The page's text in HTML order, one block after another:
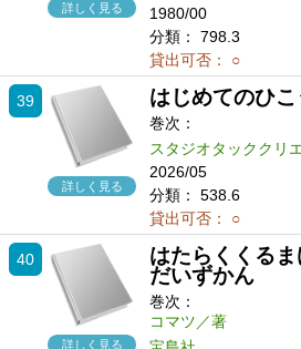
詳しく見る
1980/00
分類：
798.3
貸出可否：
○
39
詳しく見る
はじめてのひ
巻次：
スタジオタッククリ
2026/05
分類：
538.6
貸出可否：
○
40
詳しく見る
はたらくくる
だいずかん
巻次：
コマツ／著